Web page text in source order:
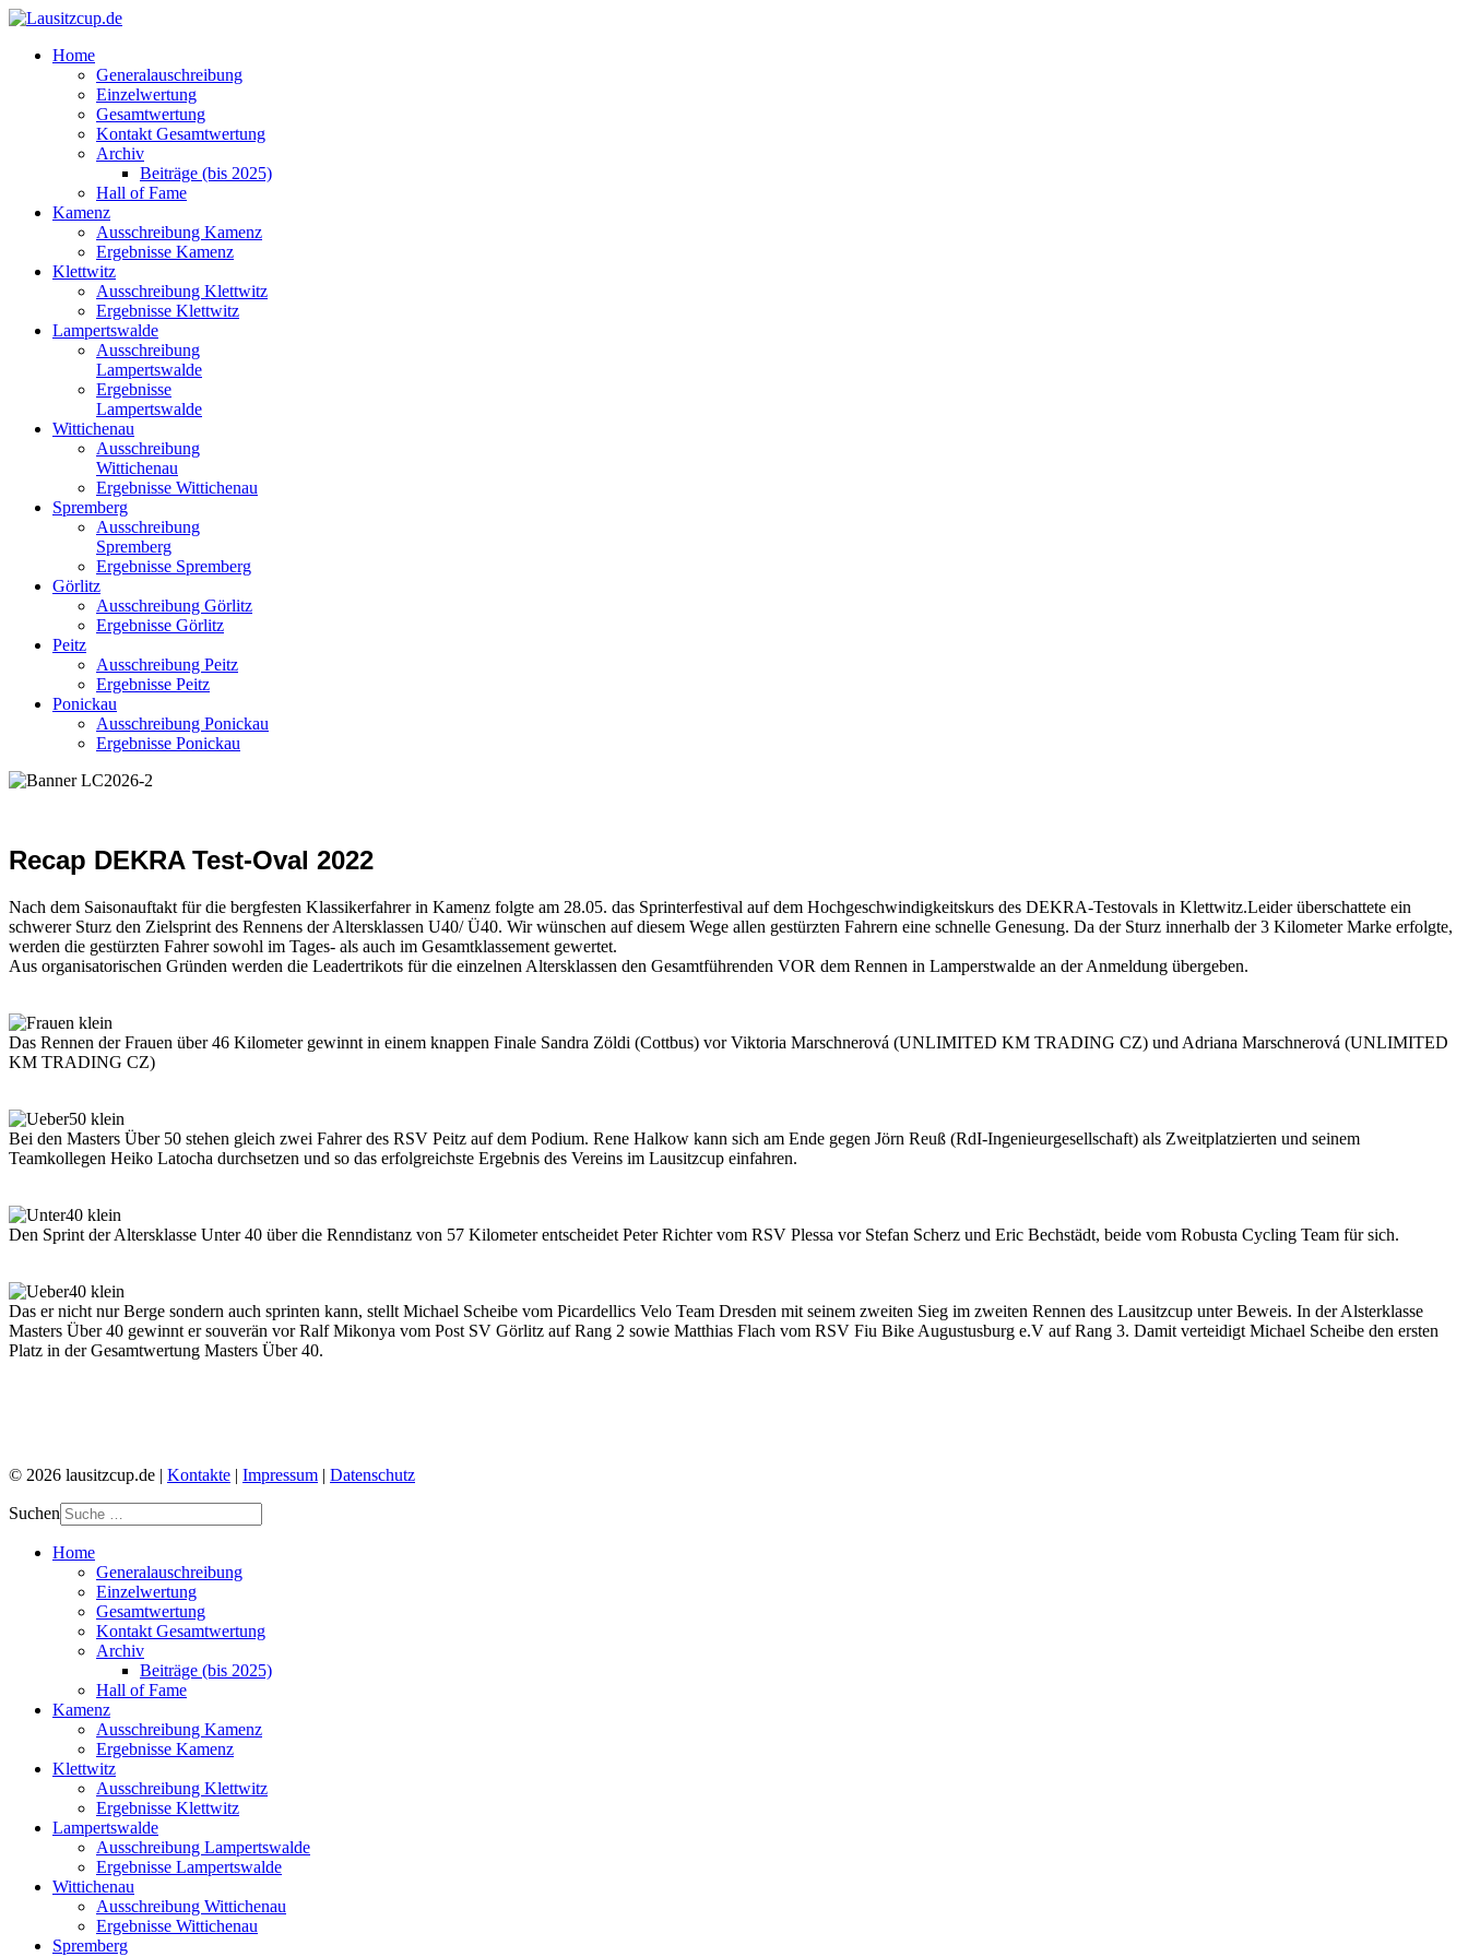
Home
Generalauschreibung
Einzelwertung
Gesamtwertung
Kontakt Gesamtwertung
Archiv
Beiträge (bis 2025)
Hall of Fame
Kamenz
Ausschreibung Kamenz
Ergebnisse Kamenz
Klettwitz
Ausschreibung Klettwitz
Ergebnisse Klettwitz
Lampertswalde
Ausschreibung
Lampertswalde
Ergebnisse
Lampertswalde
Wittichenau
Ausschreibung
Wittichenau
Ergebnisse Wittichenau
Spremberg
Ausschreibung
Spremberg
Ergebnisse Spremberg
Görlitz
Ausschreibung Görlitz
Ergebnisse Görlitz
Peitz
Ausschreibung Peitz
Ergebnisse Peitz
Ponickau
Ausschreibung Ponickau
Ergebnisse Ponickau
Recap DEKRA Test-Oval 2022
Nach dem Saisonauftakt für die bergfesten Klassikerfahrer in Kamenz folgte am 28.05. das Sprinterfestival auf dem Hochgeschwindigkeitskurs des DEKRA-Testovals in Klettwitz.Leider überschattete ein
schwerer Sturz den Zielsprint des Rennens der Altersklassen U40/ Ü40. Wir wünschen auf diesem Wege allen gestürzten Fahrern eine schnelle Genesung. Da der Sturz innerhalb der 3 Kilometer Marke erfolgte,
werden die gestürzten Fahrer sowohl im Tages- als auch im Gesamtklassement gewertet.
Aus organisatorischen Gründen werden die Leadertrikots für die einzelnen Altersklassen den Gesamtführenden VOR dem Rennen in Lamperstwalde an der Anmeldung übergeben.
Das Rennen der Frauen über 46 Kilometer gewinnt in einem knappen Finale Sandra Zöldi (Cottbus) vor Viktoria Marschnerová (UNLIMITED KM TRADING CZ) und Adriana Marschnerová (UNLIMITED
KM TRADING CZ)
Bei den Masters Über 50 stehen gleich zwei Fahrer des RSV Peitz auf dem Podium. Rene Halkow kann sich am Ende gegen Jörn Reuß (RdI-Ingenieurgesellschaft) als Zweitplatzierten und seinem
Teamkollegen Heiko Latocha durchsetzen und so das erfolgreichste Ergebnis des Vereins im Lausitzcup einfahren.
Den Sprint der Altersklasse Unter 40 über die Renndistanz von 57 Kilometer entscheidet Peter Richter vom RSV Plessa vor Stefan Scherz und Eric Bechstädt, beide vom Robusta Cycling Team für sich.
Das er nicht nur Berge sondern auch sprinten kann, stellt Michael Scheibe vom Picardellics Velo Team Dresden mit seinem zweiten Sieg im zweiten Rennen des Lausitzcup unter Beweis. In der Alsterklasse
Masters Über 40 gewinnt er souverän vor Ralf Mikonya vom Post SV Görlitz auf Rang 2 sowie Matthias Flach vom RSV Fiu Bike Augustusburg e.V auf Rang 3. Damit verteidigt Michael Scheibe den ersten
Platz in der Gesamtwertung Masters Über 40.
© 2026 lausitzcup.de | Kontakte | Impressum | Datenschutz
Suchen
Home
Generalauschreibung
Einzelwertung
Gesamtwertung
Kontakt Gesamtwertung
Archiv
Beiträge (bis 2025)
Hall of Fame
Kamenz
Ausschreibung Kamenz
Ergebnisse Kamenz
Klettwitz
Ausschreibung Klettwitz
Ergebnisse Klettwitz
Lampertswalde
Ausschreibung Lampertswalde
Ergebnisse Lampertswalde
Wittichenau
Ausschreibung Wittichenau
Ergebnisse Wittichenau
Spremberg